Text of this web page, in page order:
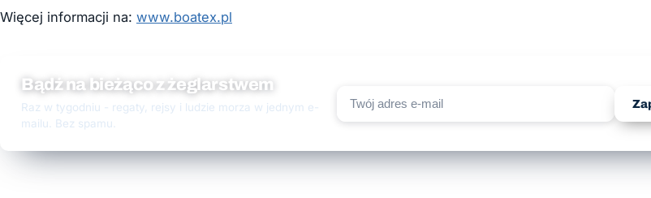
Więcej informacji na: www.boatex.pl
Bądź na bieżąco z żeglarstwem
Raz w tygodniu - regaty, rejsy i ludzie morza w jednym e-
mailu. Bez spamu.